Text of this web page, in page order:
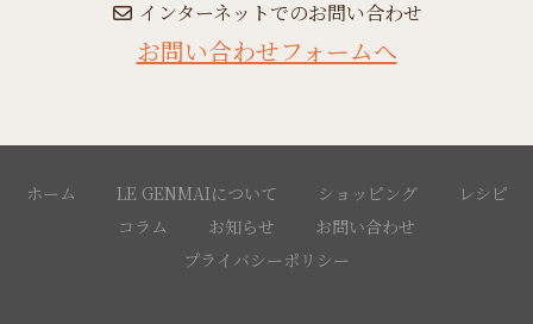
インターネットでのお問い合わせ
お問い合わせフォームへ
ホーム LE GENMAIについて ショッピング
レシピ
コラム
お知らせ
お問い合わせ
プライバシーポリシー